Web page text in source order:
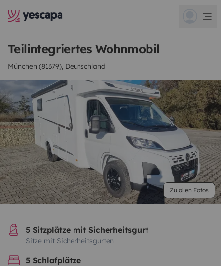
Teilintegriertes Wohnmobil
München (81379), Deutschland
Zu allen Fotos
5 Sitzplätze mit Sicherheitsgurt
Sitze mit Sicherheitsgurten
5 Schlafplätze